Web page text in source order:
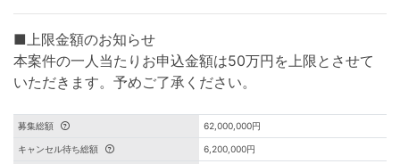
■上限金額のお知らせ
本案件の一人当たりお申込金額は50万円を上限とさせて
いただきます。予めご了承ください。
募集総額 62,000,000円
キャンセル待ち総額 6,200,000円